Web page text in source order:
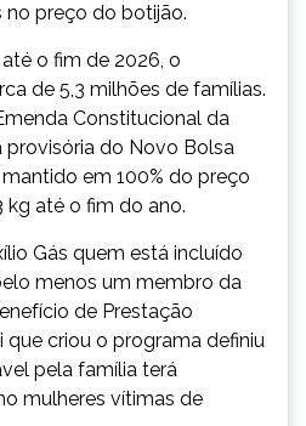
no preço do botijão.
o fim de 2026, o
de 5,3 milhões de famílias.
Constitucional da
provisória do Novo Bolsa
em 100% do preço
até o fim do ano.
Gás quem está incluído
menos um membro da
de Prestação
que criou o programa definiu
pela família terá
mulheres vítimas de